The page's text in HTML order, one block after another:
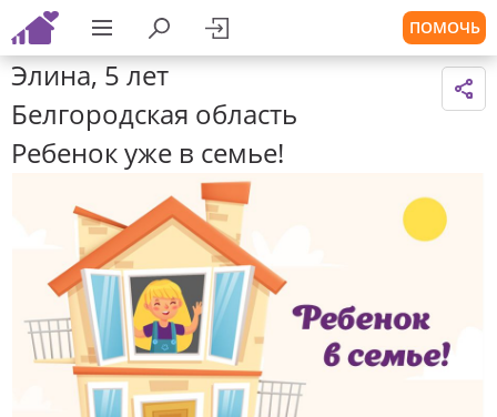
ПОМОЧЬ
Элина, 5 лет
Белгородская область
Ребенок уже в семье!